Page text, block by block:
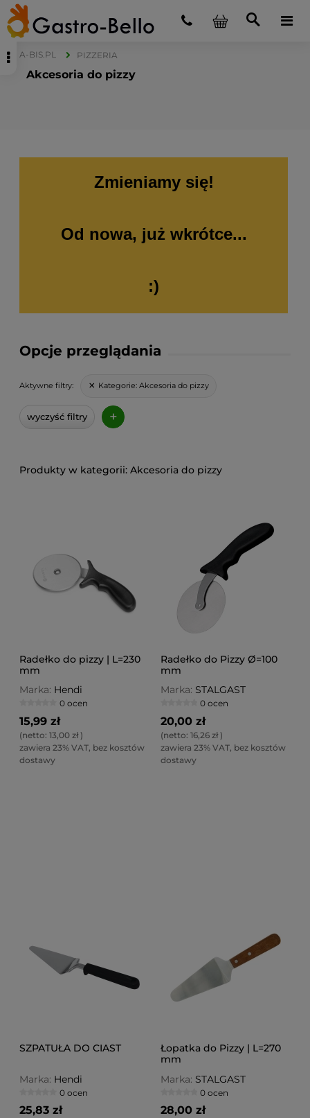
A-BIS.PL PIZZERIA
Akcesoria do pizzy
Zmieniamy się!
Od nowa, już wkrótce...
:)
Opcje przeglądania
Aktywne filtry: Kategorie: Akcesoria do pizzy
wyczyść filtry +
Akcesoria do pizzy
Radełko do pizzy | L=230
mm
Marka: Hendi
0 ocen
15,99 zł
(netto: 13,00 zł)
zawiera 23% VAT, bez kosztów
dostawy
Radełko do Pizzy Ø=100
mm
Marka: STALGAST
0 ocen
20,00 zł
(netto: 16,26 zł)
zawiera 23% VAT, bez kosztów
dostawy
SZPATUŁA DO CIAST
Marka: Hendi
0 ocen
25,83 zł
Łopatka do Pizzy | L=270
mm
Marka: STALGAST
0 ocen
28,00 zł